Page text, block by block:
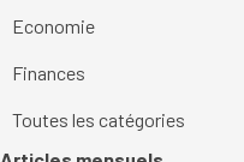
Economie
Finances
Toutes les catégories